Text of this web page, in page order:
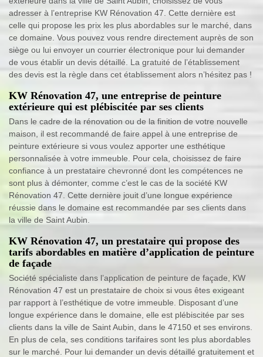
adresser à l’entreprise KW Rénovation 47. Cette dernière est
celle qui propose les prix les plus abordables sur le marché, dans
ce domaine. Vous pouvez vous rendre directement auprès de son
siège ou lui envoyer un courrier électronique pour lui demander
de vous établir un devis détaillé. La gratuité de l’établissement
des devis est la règle dans cet établissement alors n’hésitez pas !
KW Rénovation 47, une entreprise de peinture
extérieure qui est plébiscitée par ses clients
Dans le cadre de la rénovation ou de la finition de votre nouvelle
maison, il est recommandé de faire appel à une entreprise de
peinture extérieure si vous voulez apporter une esthétique
personnalisée à votre immeuble. Pour cela, choisissez de faire
confiance à un prestataire chevronné dont les compétences ne
sont plus à démonter, comme c’est le cas de la société KW
Rénovation 47. Cette dernière jouit d’une longue expérience
réussie dans le domaine est recommandée par ses clients dans
la ville de Saint Aubin.
KW Rénovation 47, un prestataire qui propose des
tarifs abordables en matière d’application de peinture
de façade
Société spécialiste dans l’application de peinture de façade, KW
Rénovation 47 est un prestataire de choix si vous êtes exigeant
par rapport à l’esthétique de votre immeuble. Disposant d’une
longue expérience dans le domaine, elle est plébiscitée par ses
clients dans la ville de Saint Aubin, dans le 47150 et ses environs.
En plus de cela, ses conditions tarifaires sont les plus abordables
sur le marché. Pour lui demander un devis détaillé gratuitement et